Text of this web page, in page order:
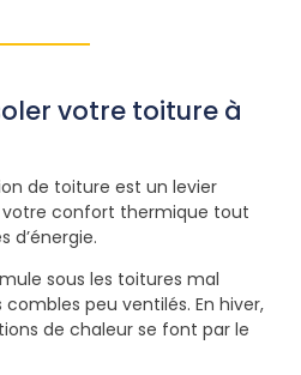
votre toiture à
de toiture est un levier
votre confort thermique tout
d’énergie.
sous les toitures mal
peu ventilés. En hiver,
de chaleur se font par le